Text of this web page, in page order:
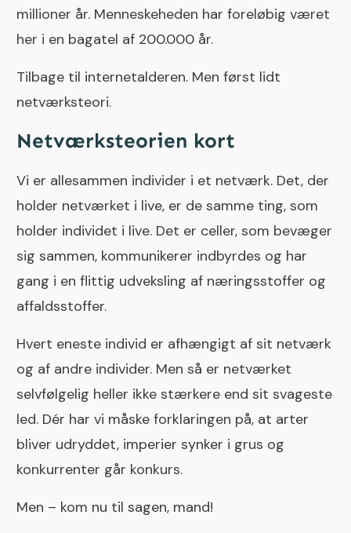
millioner år. Menneskeheden har foreløbig været
her i en bagatel af 200.000 år.
Tilbage til internetalderen. Men først lidt
netværksteori.
Netværksteorien kort
Vi er allesammen individer i et netværk. Det, der
holder netværket i live, er de samme ting, som
holder individet i live. Det er celler, som bevæger
sig sammen, kommunikerer indbyrdes og har
gang i en flittig udveksling af næringsstoffer og
affaldsstoffer.
Hvert eneste individ er afhængigt af sit netværk
og af andre individer. Men så er netværket
selvfølgelig heller ikke stærkere end sit svageste
led. Dér har vi måske forklaringen på, at arter
bliver udryddet, imperier synker i grus og
konkurrenter går konkurs.
Men – kom nu til sagen, mand!